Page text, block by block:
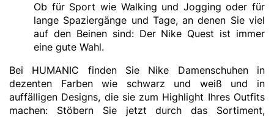
Ob für Sport wie Walking und Jogging oder für
lange Spaziergänge und Tage, an denen Sie viel
auf den Beinen sind: Der Nike Quest ist immer
eine gute Wahl.
Bei HUMANIC finden Sie Nike Damenschuhen in
dezenten Farben wie schwarz und weiß und in
auffälligen Designs, die sie zum Highlight Ihres Outfits
machen: Stöbern Sie jetzt durch das Sortiment,